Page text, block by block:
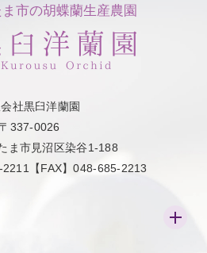
市の胡蝶蘭生産農園
社黒臼洋蘭園
〒337-0026
ま市見沼区染谷1-188
2211【FAX】048-685-2213